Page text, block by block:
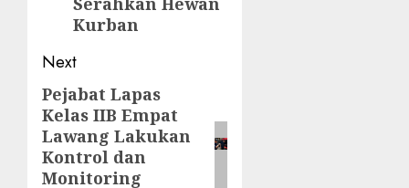
Kurban
Next
Next
post:
‎Pejabat Lapas
Kelas IIB Empat
Lawang Lakukan
Kontrol dan
Monitoring